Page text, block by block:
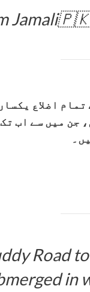
اضلاع
جن میں سے اب
Road
in